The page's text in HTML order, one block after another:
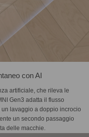
con AI
artificiale, che rileva le
Gen3 adatta il flusso
lavaggio a doppio incrocio
un secondo passaggio
delle macchie.